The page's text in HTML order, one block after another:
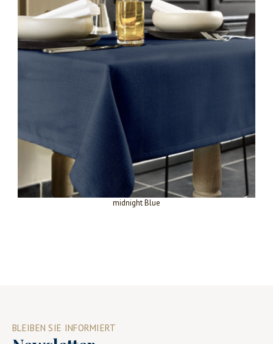
midnight Blue
BLEIBEN SIE INFORMIERT